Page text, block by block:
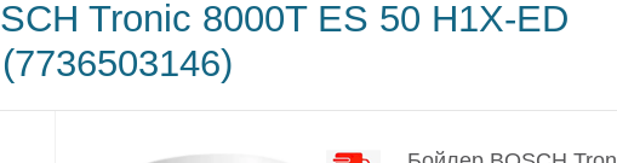
Tronic 8000T ES 50 H1X-ED